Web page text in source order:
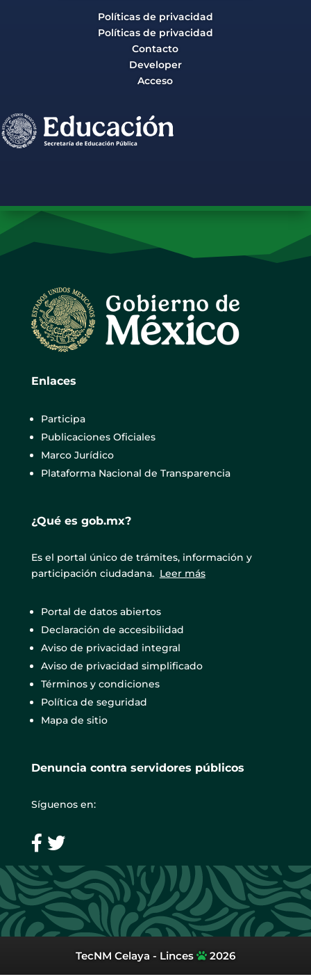
Políticas de privacidad
Políticas de privacidad
Contacto
Developer
Acceso
Enlaces
Participa
Publicaciones Oficiales
Marco Jurídico
Plataforma Nacional de Transparencia
¿Qué es gob.mx?
Es el portal único de trámites, información y
participación ciudadana. Leer más
Portal de datos abiertos
Declaración de accesibilidad
Aviso de privacidad integral
Aviso de privacidad simplificado
Términos y condiciones
Política de seguridad
Mapa de sitio
Denuncia contra servidores públicos
Síguenos en:
TecNM Celaya - Linces 2026